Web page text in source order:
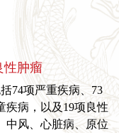
性肿瘤
74项严重疾病、73
疾病，以及19项良性
中风、心脏病、原位